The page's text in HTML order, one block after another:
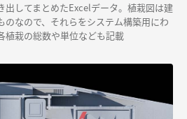
出してまとめたExcelデータ。植栽図は建
のなので、それらをシステム構築用にわ
植栽の総数や単位なども記載